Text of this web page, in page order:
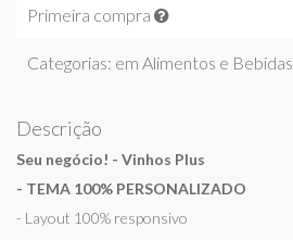
Primeira compra
Categorias: em Alimentos e Bebidas
Descrição
Seu negócio! - Vinhos Plus
- TEMA 100% PERSONALIZADO
- Layout 100% responsivo